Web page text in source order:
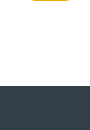
המשקפת תקופה, דור